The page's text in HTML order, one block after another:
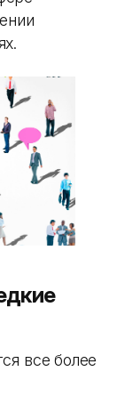
все более